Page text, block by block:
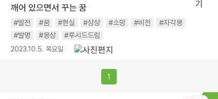
#독서
#건강 #면역력
깨어 있으면서 꾸는 꿈
#발전 #꿈 #현실 #상상 #소망 #비전
#자각몽
#발명
#몽상 #루시드드림
2023.10.5. 목요일
1